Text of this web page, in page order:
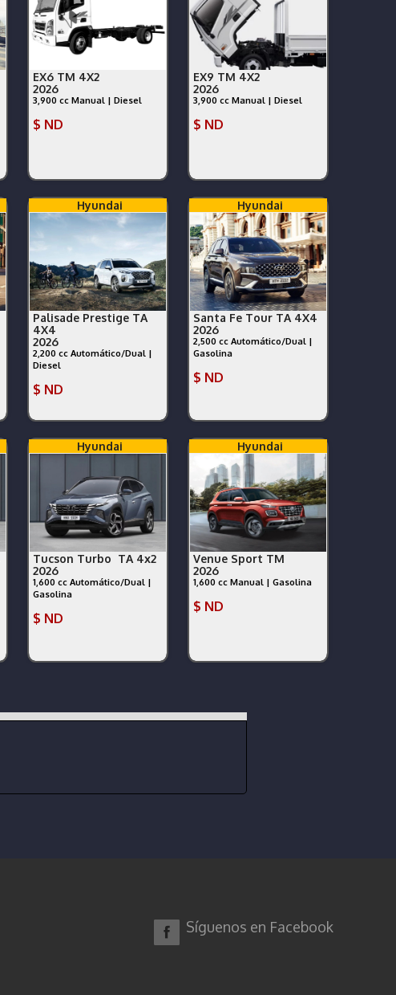
EX6 TM 4X2
2026
3,900 cc Manual | Diesel
$ ND
EX9 TM 4X2
2026
3,900 cc Manual | Diesel
$ ND
Hyundai
Palisade Prestige TA
4X4
2026
2,200 cc Automático/Dual |
Diesel
$ ND
Hyundai
Santa Fe Tour TA 4X4
2026
2,500 cc Automático/Dual |
Gasolina
$ ND
Hyundai
Tucson Turbo TA 4x2
2026
1,600 cc Automático/Dual |
Gasolina
$ ND
Hyundai
Venue Sport TM
2026
1,600 cc Manual | Gasolina
$ ND
Síguenos en Facebook